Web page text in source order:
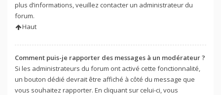
plus d’informations, veuillez contacter un administrateur du
forum.
Haut
Comment puis-je rapporter des messages à un modérateur ?
Si les administrateurs du forum ont activé cette fonctionnalité,
un bouton dédié devrait être affiché à côté du message que
vous souhaitez rapporter. En cliquant sur celui-ci, vous